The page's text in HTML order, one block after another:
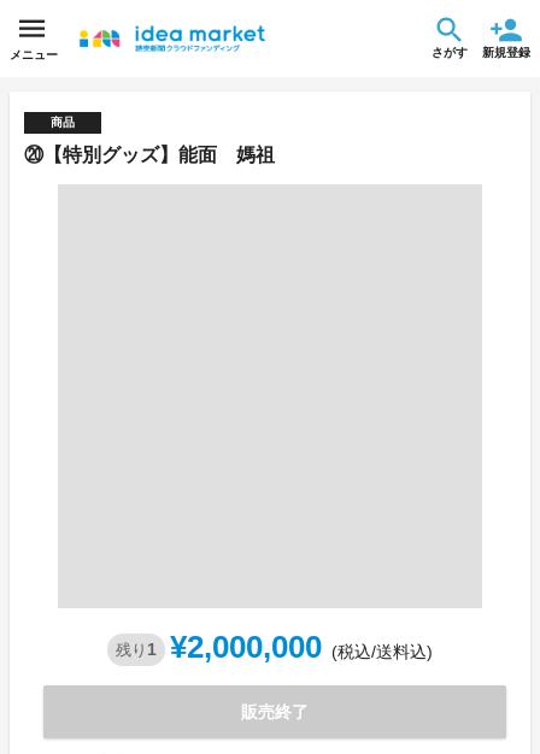
メニュー さがす 新規登録
商品
⑳【特別グッズ】能面 媽祖
残り 1 ¥2,000,000 (税込/送料込)
販売終了